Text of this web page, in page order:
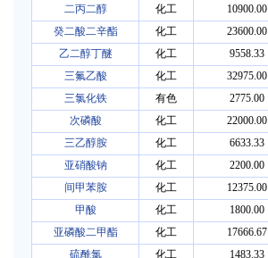
二丙二醇
化工 10900.00
癸二酸二辛酯
化工 23600.00
乙二醇丁醚
化工 9558.33
三氟乙酸
化工 32975.00
三氯化铁
有色 2775.00
次磷酸
化工 22000.00
三乙醇胺
化工 6633.33
亚硝酸钠
化工 2200.00
间甲苯胺
化工 12375.00
甲酸
化工 1800.00
亚磷酸二甲酯
化工 17666.67
硫酰氯
化工 1483.33